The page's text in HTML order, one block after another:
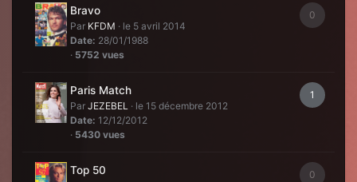
0
Bravo
Par KFDM · le 5 avril 2014
Date: 28/01/1988
· 5752 vues
1
Paris Match
Par JEZEBEL · le 15 décembre 2012
Date: 12/12/2012
· 5430 vues
0
Top 50